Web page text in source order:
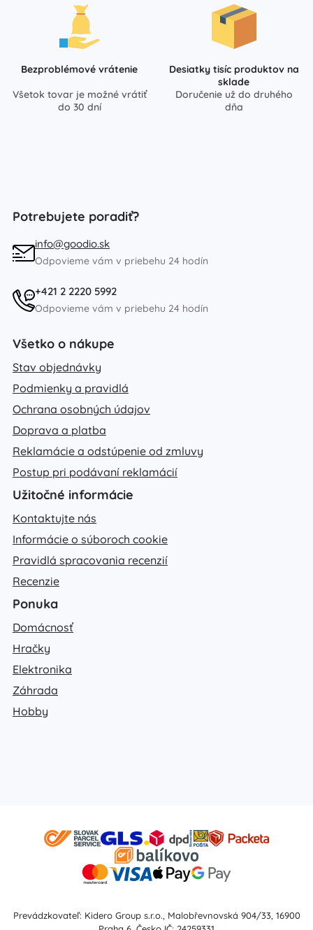
Bezproblémové vrátenie
Všetok tovar je možné vrátiť
do 30 dní
Desiatky tisíc produktov na
sklade
Doručenie už do druhého
dňa
Potrebujete poradiť?
info@goodio.sk
Odpovieme vám v priebehu 24 hodín
+421 2 2220 5992
Odpovieme vám v priebehu 24 hodín
Všetko o nákupe
Stav objednávky
Podmienky a pravidlá
Ochrana osobných údajov
Doprava a platba
Reklamácie a odstúpenie od zmluvy
Postup pri podávaní reklamácií
Užitočné informácie
Kontaktujte nás
Informácie o súboroch cookie
Pravidlá spracovania recenzií
Recenzie
Ponuka
Domácnosť
Hračky
Elektronika
Záhrada
Hobby
Prevádzkovateľ: Kidero Group s.r.o., Malobřevnovská 904/33, 16900